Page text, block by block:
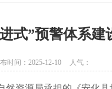
式”预警体系建
时间：2025-12-10 人气：